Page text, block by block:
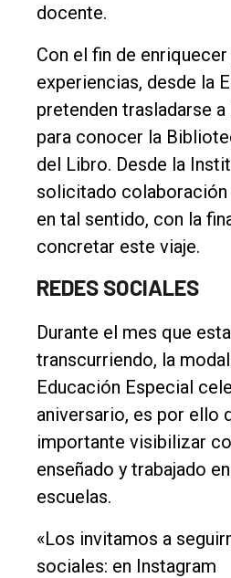
docente.
Con el fin de
experiencias, desde la
pretenden trasladarse
para conocer la
del Libro. Desde la
solicitado colaboración
en tal sentido, con la
concretar este viaje.
REDES SOCIALES
Durante el mes que
transcurriendo, la
Educación Especial
aniversario, es por ello
importante visibilizar
enseñado y trabajado
escuelas.
«Los invitamos a
sociales: en Instagram